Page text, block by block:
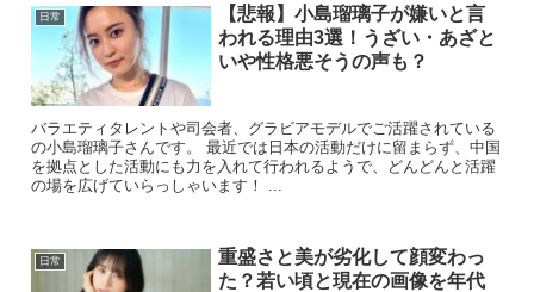
日常
【悲報】小島瑠璃子が嫌いと言
われる理由3選！うざい・あざと
いや性格悪そうの声も？
バラエティタレントや司会者、グラビアモデルでご活躍されている
の小島瑠璃子さんです。 最近では日本の活動だけに留まらず、中国
を拠点とした活動にも力を入れて行われるようで、どんどんと活躍
の場を広げていらっしゃいます！ ...
日常
重盛さと美が劣化して顔変わっ
た？若い頃と現在の画像を年代